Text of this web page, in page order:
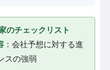
のチェックリスト
：会社予想に対する進
スの強弱